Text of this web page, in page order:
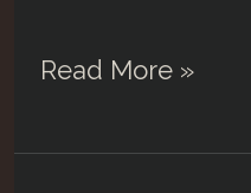
अमेरिका-
इराण
Read More »